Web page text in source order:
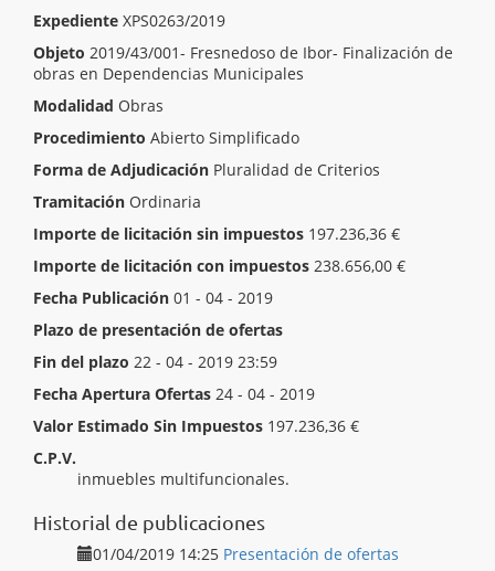
Expediente XPS0263/2019
Objeto 2019/43/001- Fresnedoso de Ibor- Finalización de
obras en Dependencias Municipales
Modalidad Obras
Procedimiento Abierto Simplificado
Forma de Adjudicación Pluralidad de Criterios
Tramitación Ordinaria
Importe de licitación sin impuestos 197.236,36 €
Importe de licitación con impuestos 238.656,00 €
Fecha Publicación 01 - 04 - 2019
Plazo de presentación de ofertas
Inicio del plazo 02 - 04 - 2019 00:00
Fin del plazo 22 - 04 - 2019 23:59
Fecha Apertura Ofertas 24 - 04 - 2019
Valor Estimado Sin Impuestos 197.236,36 €
C.P.V.
inmuebles multifuncionales.
Historial de publicaciones
01/04/2019 14:25 Presentación de ofertas